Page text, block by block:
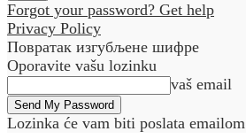
Forgot your password? Get help
Privacy Policy
Повратак изгубљене шифре
Oporavite vašu lozinku
vaš email
Lozinka će vam biti poslata emailom